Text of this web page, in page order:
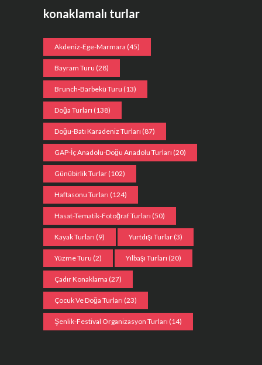
konaklamalı turlar
Akdeniz-Ege-Marmara (45)
Bayram Turu (28)
Brunch-Barbekü Turu (13)
Doğa Turları (138)
Doğu-Batı Karadeniz Turları (87)
GAP-İç Anadolu-Doğu Anadolu Turları (20)
Günübirlik Turlar (102)
Haftasonu Turları (124)
Hasat-Tematik-Fotoğraf Turları (50)
Kayak Turları (9) Yurtdışı Turlar (3)
Yüzme Turu (2) Yılbaşı Turları (20)
Çadır Konaklama (27)
Çocuk Ve Doğa Turları (23)
Şenlik-Festival Organizasyon Turları (14)